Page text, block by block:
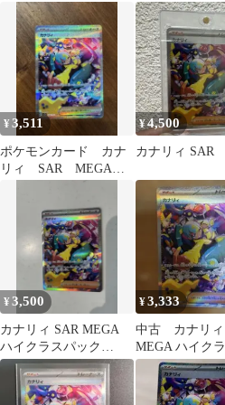
ム 美品
¥3,511
ポケモンカード カナ
リィ SAR MEGAド
¥4,500
カナリィ SAR
¥3,500
カナリィ SAR MEGA
ハイクラスパック
MEGAドリームex キラ
24…
¥3,333
中古 カナリィ
MEGA ハイク
ク MEGAドリ